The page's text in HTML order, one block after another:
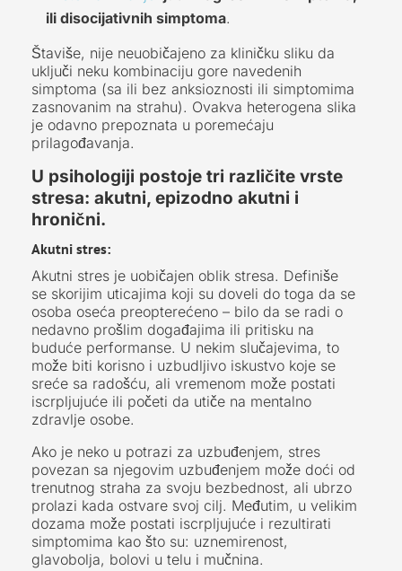
ili disocijativnih simptoma.
Štaviše, nije neuobičajeno za kliničku sliku da
uključi neku kombinaciju gore navedenih
simptoma (sa ili bez anksioznosti ili simptomima
zasnovanim na strahu). Ovakva heterogena slika
je odavno prepoznata u poremećaju
prilagođavanja.
U psihologiji postoje tri različite vrste
stresa: akutni, epizodno akutni i
hronični.
Akutni stres:
Akutni stres je uobičajen oblik stresa. Definiše
se skorijim uticajima koji su doveli do toga da se
osoba oseća preopterećeno – bilo da se radi o
nedavno prošlim događajima ili pritisku na
buduće performanse. U nekim slučajevima, to
može biti korisno i uzbudljivo iskustvo koje se
sreće sa radošću, ali vremenom može postati
iscrpljujuće ili početi da utiče na mentalno
zdravlje osobe.
Ako je neko u potrazi za uzbuđenjem, stres
povezan sa njegovim uzbuđenjem može doći od
trenutnog straha za svoju bezbednost, ali ubrzo
prolazi kada ostvare svoj cilj. Međutim, u velikim
dozama može postati iscrpljujuće i rezultirati
simptomima kao što su: uznemirenost,
glavobolja, bolovi u telu i mučnina.